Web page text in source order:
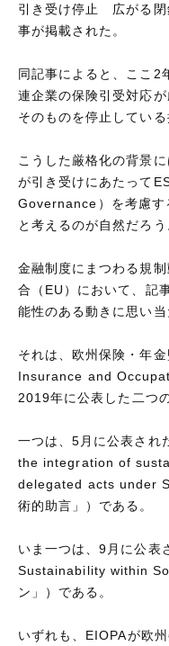
引き受け停止 広がる閉
事が掲載された。
同記事によると、ここ2
連企業の保険引受対応
そのものを停止してい
こうした厳格化の背景
が引き受けにあたって
Governance）を考慮す
と考えるのが自然だろう
金融制度にまつわる規
合（EU）において、記
能性のある動きに思い当
それは、欧州保険・年
Insurance and
2019年に公表した二つ
一つは、5月に公表され
the integration of
delegated acts under
術的助言」）である。
いま一つは、9月に公表
Sustainability within
ン」）である。
いずれも、EIOPAが欧